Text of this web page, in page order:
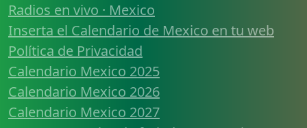
Radios en vivo · Mexico
Inserta el Calendario de Mexico en tu web
Política de Privacidad
Calendario Mexico 2025
Calendario Mexico 2026
Calendario Mexico 2027